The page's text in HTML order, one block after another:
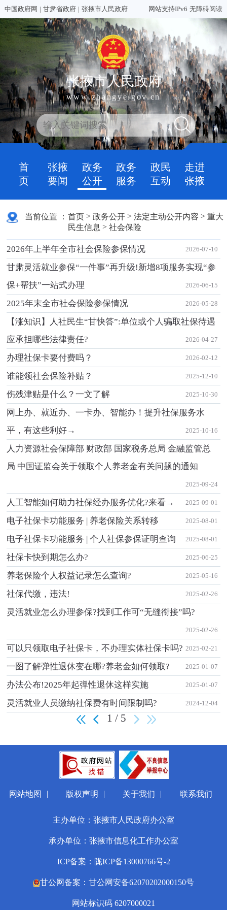
中国政府网 | 甘肃省政府 | 张掖市人民政府 网站支持IPv6 无障碍阅读
张掖市人民政府
www.zhangye.gov.cn
首
页
张掖
要闻
政务
公开
政务
服务
政民
互动
走进
张掖
当前位置 ： 首页 >政务公开 >法定主动公开内容 >重大
民生信息 >社会保险
2026年上半年全市社会保险参保情况 2026-07-10
甘肃灵活就业参保“一件事”再升级!新增8项服务实现“参
保+帮扶”一站式办理
2026-06-15
2025年末全市社会保险参保情况 2026-05-28
【涨知识】人社民生“甘快答”:单位或个人骗取社保待遇
应承担哪些法律责任?
2026-04-27
办理社保卡要付费吗？ 2026-02-12
谁能领社会保险补贴？ 2025-12-10
伤残津贴是什么？一文了解 2025-10-30
网上办、就近办、一卡办、智能办！提升社保服务水
平，有这些利好→
2025-10-16
人力资源社会保障部 财政部 国家税务总局 金融监管总
局 中国证监会关于领取个人养老金有关问题的通知
2025-09-24
人工智能如何助力社保经办服务优化?来看→ 2025-09-01
电子社保卡功能服务 | 养老保险关系转移 2025-08-01
电子社保卡功能服务 | 个人社保参保证明查询 2025-08-01
社保卡快到期怎么办? 2025-06-25
养老保险个人权益记录怎么查询? 2025-05-16
社保代缴，违法! 2025-02-26
灵活就业怎么办理参保?找到工作可“无缝衔接”吗?
2025-02-26
可以只领取电子社保卡，不办理实体社保卡吗? 2025-02-21
一图了解弹性退休变在哪?养老金如何领取? 2025-01-07
办法公布!2025年起弹性退休这样实施 2025-01-07
灵活就业人员缴纳社保费有时间限制吗? 2024-12-04
1 / 5
网站地图 | 版权声明 | 关于我们 | 联系我们
主办单位：张掖市人民政府办公室
承办单位：张掖市信息化工作办公室
ICP备案：陇ICP备13000766号-2
甘公网备案：甘公网安备62070202000150号
网站标识码 6207000021